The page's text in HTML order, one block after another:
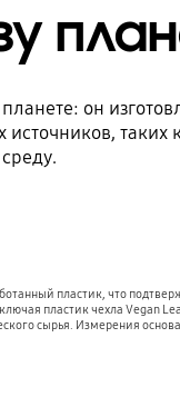
он
таких
пластик, что
пластик чехла Vegan
сырья. Измерения